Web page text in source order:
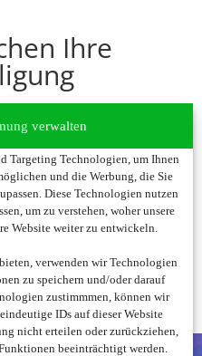
verwalten
Targeting Technologien, um Ihnen
und die Werbung, die Sie
Diese Technologien nutzen
um zu verstehen, woher unsere
Website weiter zu entwickeln.
verwenden wir Technologien
zu speichern und/oder darauf
zustimmmen, können wir
IDs auf dieser Website
nicht erteilen oder zurückziehen,
beeinträchtigt werden.
Ihre
aktivieren Sie bitte
personenbezogene